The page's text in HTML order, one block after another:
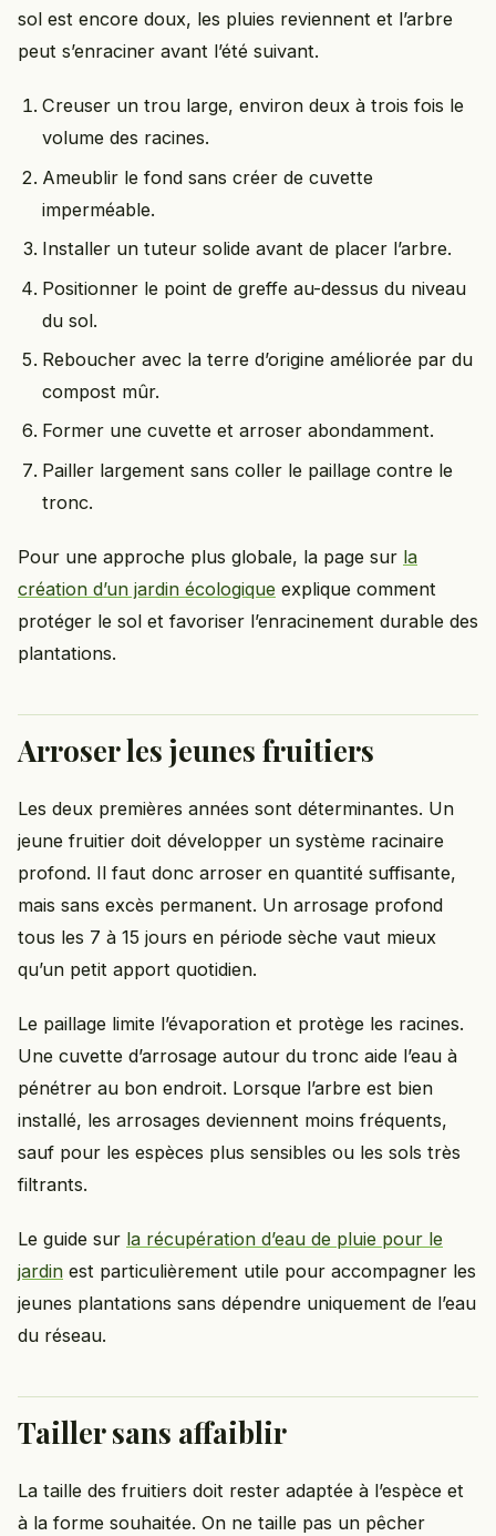
sol est encore doux, les pluies reviennent et l’arbre
peut s’enraciner avant l’été suivant.
Creuser un trou large, environ deux à trois fois le
volume des racines.
Ameublir le fond sans créer de cuvette
imperméable.
Installer un tuteur solide avant de placer l’arbre.
Positionner le point de greffe au-dessus du niveau
du sol.
Reboucher avec la terre d’origine améliorée par du
compost mûr.
Former une cuvette et arroser abondamment.
Pailler largement sans coller le paillage contre le
tronc.
Pour une approche plus globale, la page sur la
création d’un jardin écologique explique comment
protéger le sol et favoriser l’enracinement durable des
plantations.
Arroser les jeunes fruitiers
Les deux premières années sont déterminantes. Un
jeune fruitier doit développer un système racinaire
profond. Il faut donc arroser en quantité suffisante,
mais sans excès permanent. Un arrosage profond
tous les 7 à 15 jours en période sèche vaut mieux
qu’un petit apport quotidien.
Le paillage limite l’évaporation et protège les racines.
Une cuvette d’arrosage autour du tronc aide l’eau à
pénétrer au bon endroit. Lorsque l’arbre est bien
installé, les arrosages deviennent moins fréquents,
sauf pour les espèces plus sensibles ou les sols très
filtrants.
Le guide sur la récupération d’eau de pluie pour le
jardin est particulièrement utile pour accompagner les
jeunes plantations sans dépendre uniquement de l’eau
du réseau.
Tailler sans affaiblir
La taille des fruitiers doit rester adaptée à l’espèce et
à la forme souhaitée. On ne taille pas un pêcher